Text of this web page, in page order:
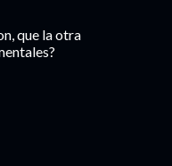
que la otra